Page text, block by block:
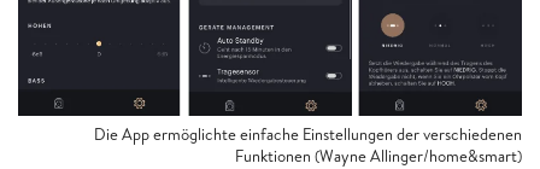
Die App ermöglichte einfache Einstellungen der verschiedenen
Funktionen (Wayne Allinger/home&smart)